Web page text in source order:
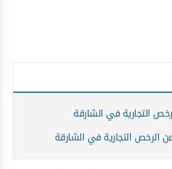
التجارية في الشارقة
الرخص التجارية في الشارقة